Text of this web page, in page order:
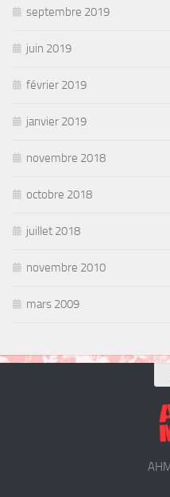
septembre 2019
juin 2019
février 2019
janvier 2019
novembre 2018
octobre 2018
juillet 2018
novembre 2010
mars 2009